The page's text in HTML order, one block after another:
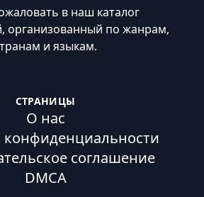
в наш каталог
организованный по жанрам,
и языкам.
СТРАНИЦЫ
О нас
конфиденциальности
соглашение
DMCA